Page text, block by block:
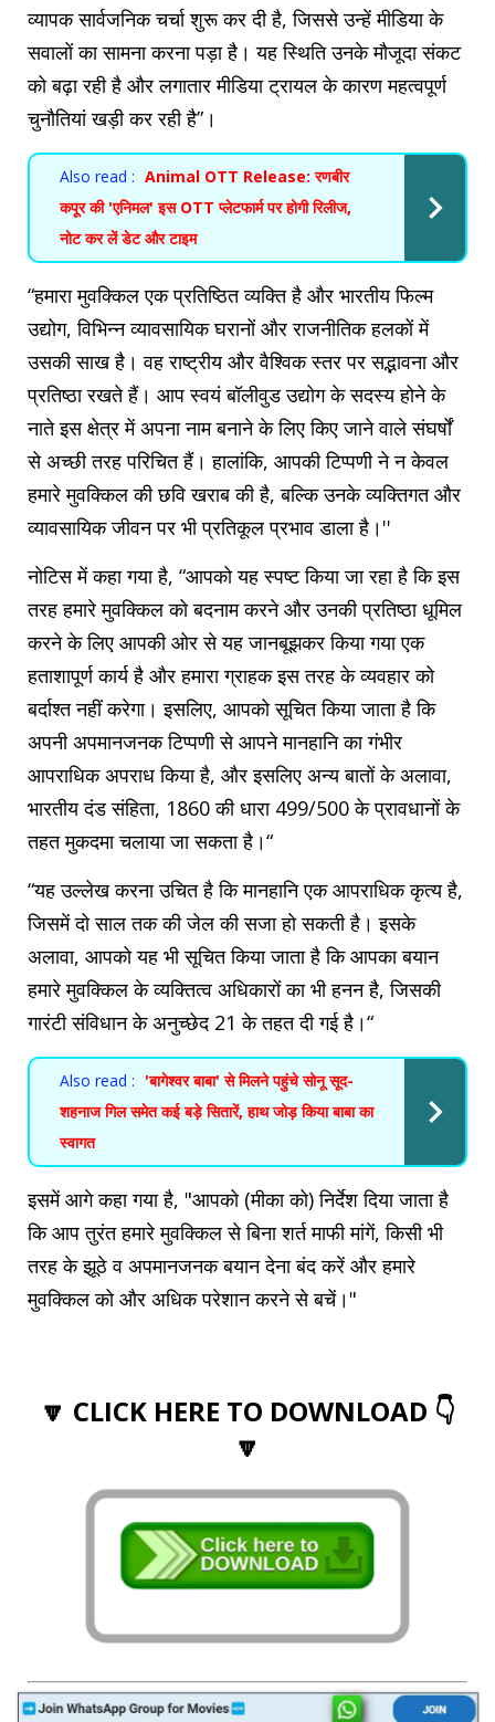
व्यापक सार्वजनिक चर्चा शुरू कर दी है, जिससे उन्हें मीडिया के
सवालों का सामना करना पड़ा है। यह स्थिति उनके मौजूदा संकट
को बढ़ा रही है और लगातार मीडिया ट्रायल के कारण महत्वपूर्ण
चुनौतियां खड़ी कर रही है”।
Also read : Animal OTT Release: रणबीर
कपूर की 'एनिमल' इस OTT प्लेटफार्म पर होगी रिलीज,
नोट कर लें डेट और टाइम
“हमारा मुवक्किल एक प्रतिष्ठित व्यक्ति है और भारतीय फिल्म
उद्योग, विभिन्न व्यावसायिक घरानों और राजनीतिक हलकों में
उसकी साख है। वह राष्ट्रीय और वैश्विक स्तर पर सद्भावना और
प्रतिष्ठा रखते हैं। आप स्वयं बॉलीवुड उद्योग के सदस्य होने के
नाते इस क्षेत्र में अपना नाम बनाने के लिए किए जाने वाले संघर्षों
से अच्छी तरह परिचित हैं। हालांकि, आपकी टिप्पणी ने न केवल
हमारे मुवक्किल की छवि खराब की है, बल्कि उनके व्यक्तिगत और
व्यावसायिक जीवन पर भी प्रतिकूल प्रभाव डाला है।''
नोटिस में कहा गया है, “आपको यह स्पष्ट किया जा रहा है कि इस
तरह हमारे मुवक्किल को बदनाम करने और उनकी प्रतिष्ठा धूमिल
करने के लिए आपकी ओर से यह जानबूझकर किया गया एक
हताशापूर्ण कार्य है और हमारा ग्राहक इस तरह के व्यवहार को
बर्दाश्त नहीं करेगा। इसलिए, आपको सूचित किया जाता है कि
अपनी अपमानजनक टिप्पणी से आपने मानहानि का गंभीर
आपराधिक अपराध किया है, और इसलिए अन्य बातों के अलावा,
भारतीय दंड संहिता, 1860 की धारा 499/500 के प्रावधानों के
तहत मुकदमा चलाया जा सकता है।“
“यह उल्लेख करना उचित है कि मानहानि एक आपराधिक कृत्‍य है,
जिसमें दो साल तक की जेल की सजा हो सकती है। इसके
अलावा, आपको यह भी सूचित किया जाता है कि आपका बयान
हमारे मुवक्किल के व्यक्तित्व अधिकारों का भी हनन है, जिसकी
गारंटी संविधान के अनुच्छेद 21 के तहत दी गई है।“
Also read : 'बागेश्वर बाबा' से मिलने पहुंचे सोनू सूद-
शहनाज गिल समेत कई बड़े सितारें, हाथ जोड़ किया बाबा का
स्वागत
इसमें आगे कहा गया है, "आपको (मीका को) निर्देश दिया जाता है
कि आप तुरंत हमारे मुवक्किल से बिना शर्त माफी मांगें, किसी भी
तरह के झूठे व अपमानजनक बयान देना बंद करें और हमारे
मुवक्किल को और अधिक परेशान करने से बचें।"
🔽 CLICK HERE TO DOWNLOAD 👇
🔽